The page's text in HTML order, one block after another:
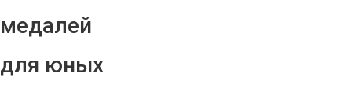
медалей
для юных